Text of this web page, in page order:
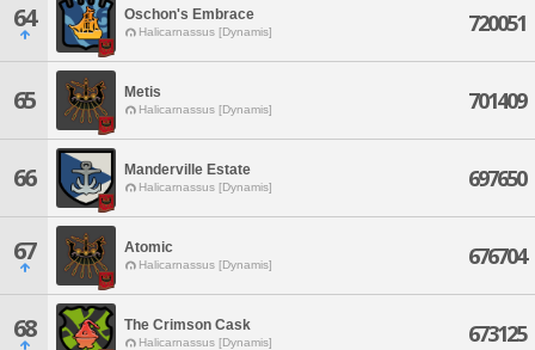
64 Oschon's Embrace
Halicarnassus [Dynamis] 720051
65 Metis
Halicarnassus [Dynamis] 701409
66 Manderville Estate
Halicarnassus [Dynamis] 697650
67 Atomic
Halicarnassus [Dynamis] 676704
68 The Crimson Cask
Halicarnassus [Dynamis] 673125